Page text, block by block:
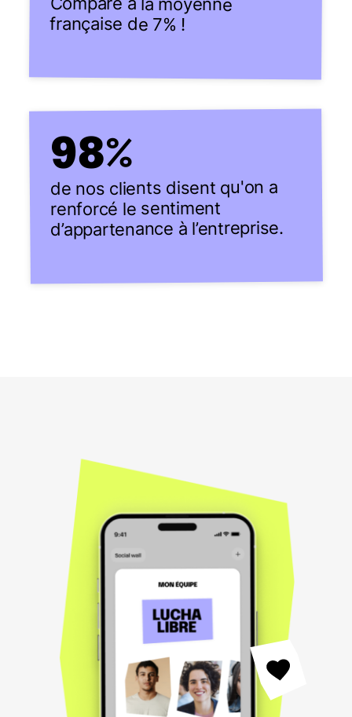
française de 7% !
98%
de nos clients disent qu'on a
renforcé le sentiment
d’appartenance à l’entreprise.